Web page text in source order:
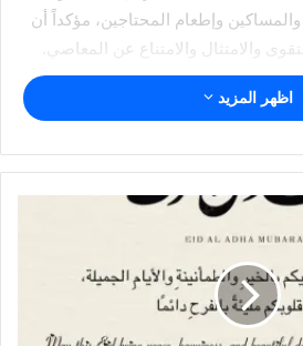
وإطعام المحتاجين، مؤكداً أن
والامتثال والامتناع عن المعاصي.
على الأهل والأولاد، مع التمسك
والمنكوبين في كل مكان.
وجه شتيوي نداءً حاراً إلى
العيد لا تكتمل ولدينا غُصة في القلوب
اظهر المزيد